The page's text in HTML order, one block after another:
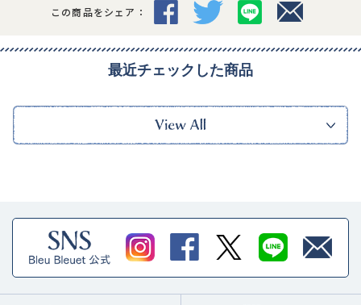
この商品をシェア：
最近チェックした商品